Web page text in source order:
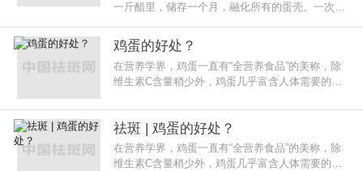
一斤醋里，储存一个月，融化所有的蛋壳。一次取
杯，脸上的斑点很快就会消失。
鸡蛋的好处？
在营养学界，鸡蛋一直有“全营养食品”的美称，除
维生素C含量稍少外，鸡蛋几乎富含人体需要的所
早餐&rdqu
祛斑 | 鸡蛋的好处？
在营养学界，鸡蛋一直有“全营养食品”的美称，除
维生素C含量稍少外，鸡蛋几乎富含人体需要的所